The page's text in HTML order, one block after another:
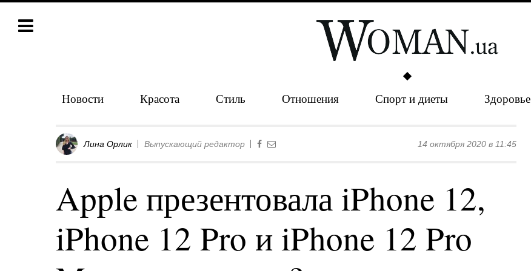
Новости Красота Стиль Отношения Спорт и диеты Здоровье
Лина Орлик Выпускающий редактор 14 октября 2020 в 11:45
Apple презентовала iPhone 12,
iPhone 12 Pro и iPhone 12 Pro